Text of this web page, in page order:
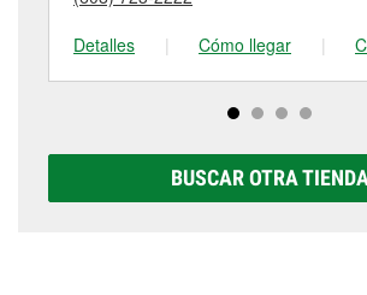
visítanos en 609 South Marquette
Chien, WI.
tienda #2077 para obtener más
Detalles
| Cómo llegar |
BUSCAR OTRA